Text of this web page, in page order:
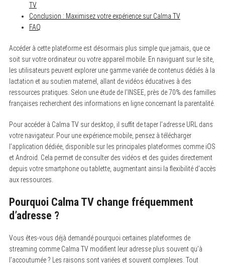
TV
Conclusion : Maximisez votre expérience sur Calma TV
FAQ
Accéder à cette plateforme est désormais plus simple que jamais, que ce
soit sur votre ordinateur ou votre appareil mobile. En naviguant sur le site,
les utilisateurs peuvent explorer une gamme variée de contenus dédiés à la
lactation et au soutien maternel, allant de vidéos éducatives à des
ressources pratiques. Selon une étude de l’INSEE, près de 70% des familles
françaises recherchent des informations en ligne concernant la parentalité.
Pour accéder à Calma TV sur desktop, il suffit de taper l’adresse URL dans
votre navigateur. Pour une expérience mobile, pensez à télécharger
l’application dédiée, disponible sur les principales plateformes comme iOS
et Android. Cela permet de consulter des vidéos et des guides directement
depuis votre smartphone ou tablette, augmentant ainsi la flexibilité d’accès
aux ressources.
Pourquoi Calma TV change fréquemment
d’adresse ?
Vous êtes-vous déjà demandé pourquoi certaines plateformes de
streaming comme Calma TV modifient leur adresse plus souvent qu’à
l’accoutumée ? Les raisons sont variées et souvent complexes. Tout